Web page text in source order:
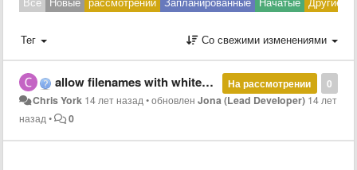
Тег Со свежими изменениями
0
На рассмотрении
allow filenames with whitespace
Chris York 14 лет назад•обновленJona (Lead Developer) 14 лет
назад• 0